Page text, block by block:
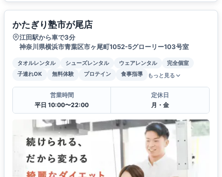
かたぎり塾市が尾店
江田駅から車で3分
神奈川県横浜市青葉区市ヶ尾町1052-5グローリー103号室
タオルレンタル シューズレンタル ウェアレンタル
完全個室
子連れOK
無料体験 プロテイン 食事指導 もっと見る
営業時間
平日 10:00〜22:00
定休日
月・金